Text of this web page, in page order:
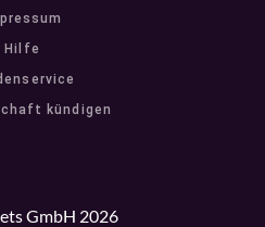
Hilfe
kündigen
GmbH 2026